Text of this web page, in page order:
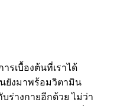
รเบื้องต้นที่เราได้
ยังมาพร้อมวิตามิน
ร่างกายอีกด้วย ไม่ว่า